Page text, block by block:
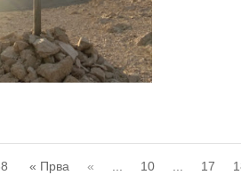
« Прва « 10 17